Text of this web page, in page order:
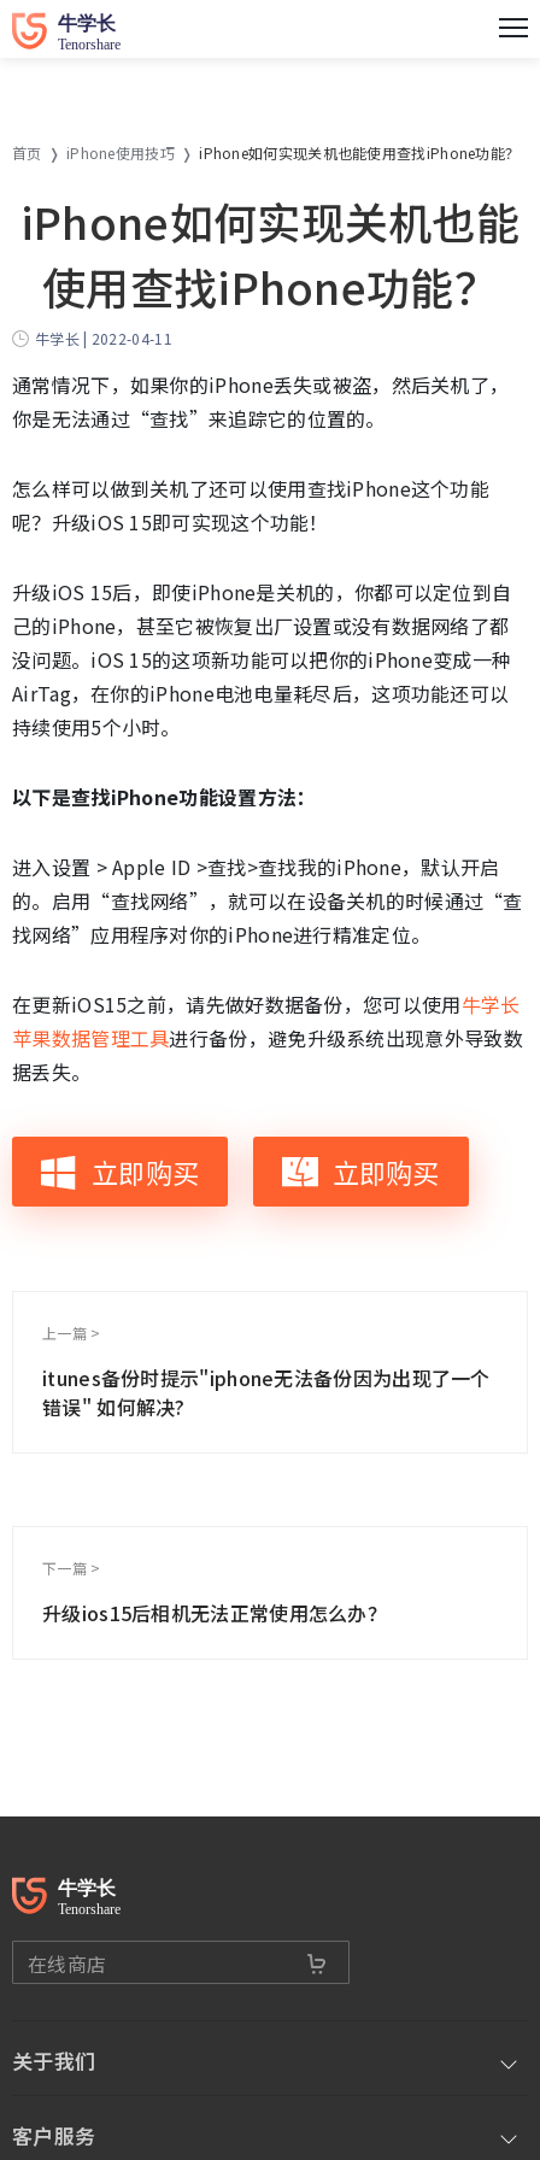
首页 iPhone使用技巧 iPhone如何实现关机也能使用查找iPhone功能？
iPhone如何实现关机也能
使用查找iPhone功能？
牛学长 | 2022-04-11
通常情况下，如果你的iPhone丢失或被盗，然后关机了，
你是无法通过“查找”来追踪它的位置的。
怎么样可以做到关机了还可以使用查找iPhone这个功能
呢？升级iOS 15即可实现这个功能！
升级iOS 15后，即使iPhone是关机的，你都可以定位到自
己的iPhone，甚至它被恢复出厂设置或没有数据网络了都
没问题。iOS 15的这项新功能可以把你的iPhone变成一种
AirTag，在你的iPhone电池电量耗尽后，这项功能还可以
持续使用5个小时。
以下是查找iPhone功能设置方法：
进入设置 > Apple ID >查找>查找我的iPhone，默认开启
的。启用“查找网络”，就可以在设备关机的时候通过“查
找网络”应用程序对你的iPhone进行精准定位。
在更新iOS15之前，请先做好数据备份，您可以使用牛学长
苹果数据管理工具进行备份，避免升级系统出现意外导致数
据丢失。
立即购买 立即购买
上一篇 >
itunes备份时提示"iphone无法备份因为出现了一个
错误" 如何解决?
下一篇 >
升级ios15后相机无法正常使用怎么办？
在线商店
关于我们
客户服务